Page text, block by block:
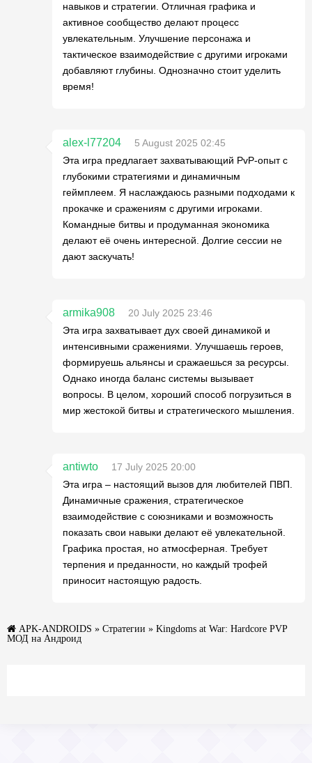
навыков и стратегии. Отличная графика и
активное сообщество делают процесс
увлекательным. Улучшение персонажа и
тактическое взаимодействие с другими игроками
добавляют глубины. Однозначно стоит уделить
время!
alex-l77204
5 August 2025 02:45
Эта игра предлагает захватывающий PvP-опыт с
глубокими стратегиями и динамичным
геймплеем. Я наслаждаюсь разными подходами к
прокачке и сражениям с другими игроками.
Командные битвы и продуманная экономика
делают её очень интересной. Долгие сессии не
дают заскучать!
armika908
20 July 2025 23:46
Эта игра захватывает дух своей динамикой и
интенсивными сражениями. Улучшаешь героев,
формируешь альянсы и сражаешься за ресурсы.
Однако иногда баланс системы вызывает
вопросы. В целом, хороший способ погрузиться в
мир жестокой битвы и стратегического мышления.
antiwto
17 July 2025 20:00
Эта игра – настоящий вызов для любителей ПВП.
Динамичные сражения, стратегическое
взаимодействие с союзниками и возможность
показать свои навыки делают её увлекательной.
Графика простая, но атмосферная. Требует
терпения и преданности, но каждый трофей
приносит настоящую радость.
APK-ANDROIDS » Стратегии » Kingdoms at War: Hardcore PVP
МОД на Андроид